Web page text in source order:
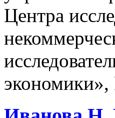
Центра